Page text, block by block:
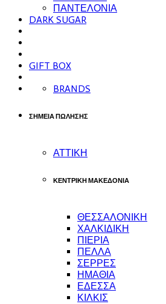
ΠΑΝΤΕΛΟΝΙΑ
DARK SUGAR
GIFT BOX
BRANDS
ΣΗΜΕΙΑ ΠΩΛΗΣΗΣ
ΑΤΤΙΚΗ
ΚΕΝΤΡΙΚΗ ΜΑΚΕΔΟΝΙΑ
ΘΕΣΣΑΛΟΝΙΚΗ
ΧΑΛΚΙΔΙΚΗ
ΠΙΕΡΙΑ
ΠΕΛΛΑ
ΣΕΡΡΕΣ
ΗΜΑΘΙΑ
ΕΔΕΣΣΑ
ΚΙΛΚΙΣ